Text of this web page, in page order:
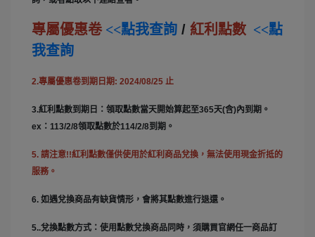
專屬優惠卷<<點我查詢 / 紅利點數 <<點
我查詢
2.專屬優惠卷到期日期: 2024/08/25 止
3.紅利點數到期日：領取點數當天開始算起至365天(含)內到期。
ex：113/2/8領取點數於114/2/8到期。
5. 請注意!!紅利點數僅供使用於紅利商品兌換，無法使用現金折抵的
服務。
6. 如遇兌換商品有缺貨情形，會將其點數進行退還。
5..兌換點數方式：使用點數兌換商品同時，須購買官網任一商品訂